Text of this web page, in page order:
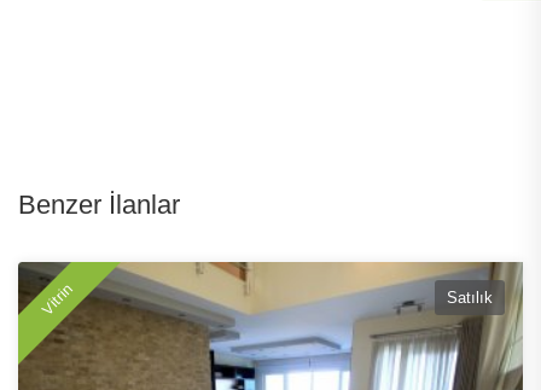
Benzer İlanlar
Vitrin Satılık